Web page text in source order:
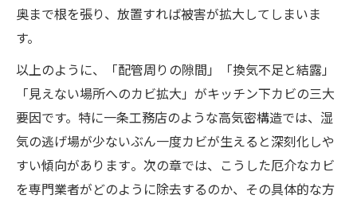
奥まで根を張り、放置すれば被害が拡大してしまいま
す。
以上のように、「配管周りの隙間」「換気不足と結露」
「見えない場所へのカビ拡大」がキッチン下カビの三大
要因です。特に一条工務店のような高気密構造では、湿
気の逃げ場が少ないぶん一度カビが生えると深刻化しや
すい傾向があります​。次の章では、こうした厄介なカビ
を専門業者がどのように除去するのか、その具体的な方